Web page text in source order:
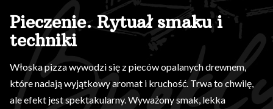
Pieczenie. Rytuał smaku i
techniki
Włoska pizza wywodzi się z pieców opalanych drewnem,
które nadają wyjątkowy aromat i kruchość. Trwa to chwilę,
ale efekt jest spektakularny. Wyważony smak, lekka